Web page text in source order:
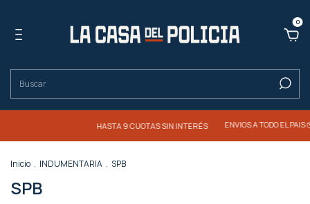
0
HASTA 9 CUOTAS SIN INTERÉS ENVIOS A TODO EL PAIS 📦
Inicio . INDUMENTARIA . SPB
SPB